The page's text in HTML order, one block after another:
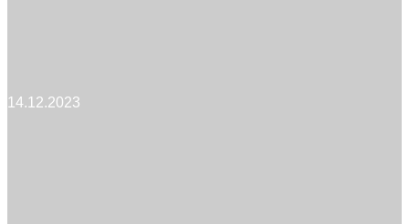
14.12.2023